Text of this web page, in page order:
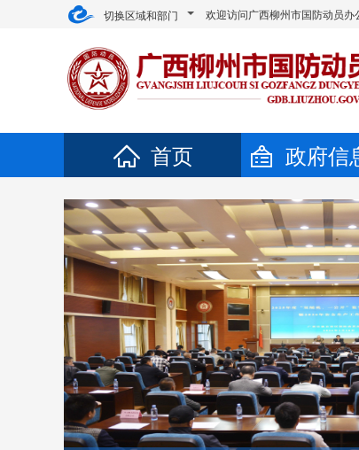
切换区域和部门 欢迎访问广西柳州市国防动员
首页 政府信